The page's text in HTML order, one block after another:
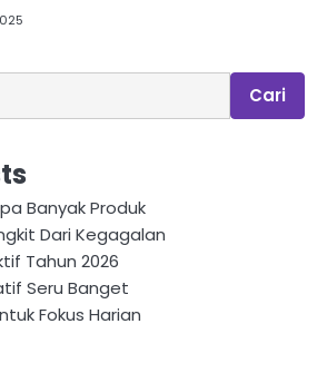
Cari
Banyak Produk
Dari Kegagalan
Tahun 2026
Seru Banget
Fokus Harian